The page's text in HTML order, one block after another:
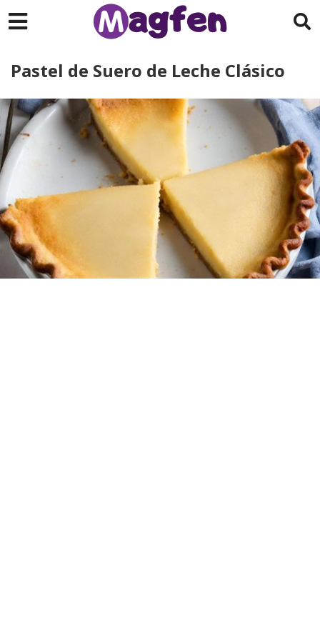
Pastel de Suero de Leche Clásico